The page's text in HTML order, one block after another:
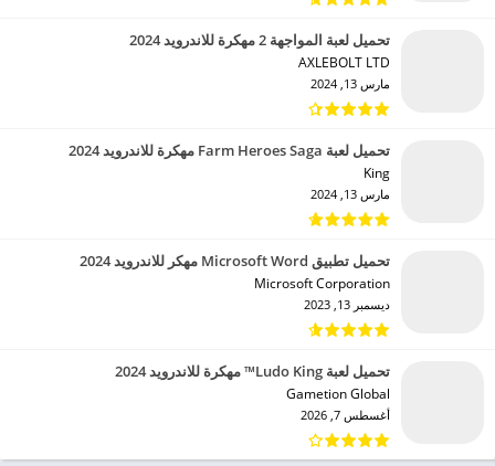
تحميل لعبة المواجهة 2 مهكرة للاندرويد 2024
AXLEBOLT LTD‏
مارس 13, 2024
تحميل لعبة Farm Heroes Saga مهكرة للاندرويد 2024
King‏
مارس 13, 2024
تحميل تطبيق Microsoft Word مهكر للاندرويد 2024
Microsoft Corporation‏
ديسمبر 13, 2023
تحميل لعبة Ludo King™ مهكرة للاندرويد 2024
Gametion Global‏
أغسطس 7, 2026